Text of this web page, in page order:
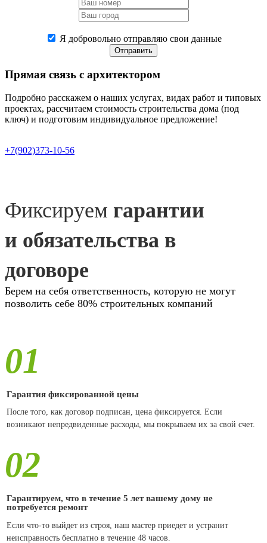
Я добровольно отправляю свои данные
Отправить
Прямая связь с архитектором
Подробно расскажем о наших услугах, видах работ и типовых
проектах, рассчитаем стоимость строительства дома (под
ключ) и подготовим индивидуальное предложение!
+7(902)373-10-56
Фиксируем гарантии
и обязательства в
договоре
Берем на себя ответственность, которую не могут
позволить себе 80% строительных компаний
01
Гарантия фиксированной цены
После того, как договор подписан, цена фиксируется. Если
возникают непредвиденные расходы, мы покрываем их за свой счет.
02
Гарантируем, что в течение 5 лет вашему дому не
потребуется ремонт
Если что-то выйдет из строя, наш мастер приедет и устранит
неисправность бесплатно в течение 48 часов.